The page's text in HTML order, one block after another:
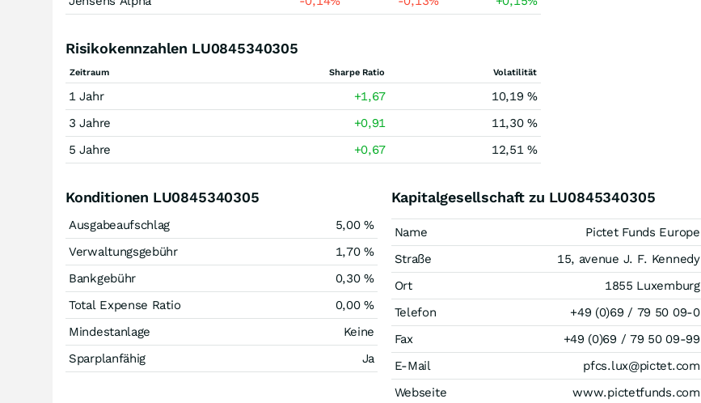
Risikokennzahlen LU0845340305
Zeitraum Sharpe Ratio Volatilität
1 Jahr +1,67
10,19 %
3 Jahre
+0,91
11,30 %
5 Jahre
+0,67 12,51 %
Konditionen LU0845340305
Ausgabeaufschlag
5,00 %
Verwaltungsgebühr
1,70 %
Bankgebühr
0,30 %
Total Expense Ratio
0,00 %
Mindestanlage
Keine
Sparplanfähig
Ja
Kapitalgesellschaft zu LU0845340305
Name
Pictet Funds Europe
Straße
15, avenue J. F. Kennedy
Ort
1855 Luxemburg
Telefon
+49 (0)69 / 79 50 09-0
Fax
+49 (0)69 / 79 50 09-99
E-Mail
pfcs.lux@pictet.com
Webseite
www.pictetfunds.com